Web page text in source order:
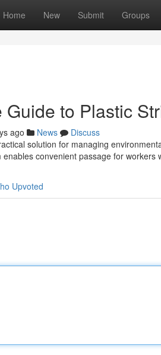
Home New Submit Groups
to Plastic
ago News
Discuss
solution for managing
convenient passage for workers
Upvoted